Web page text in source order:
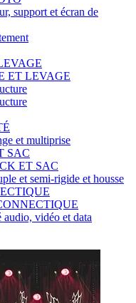
support et écran de
ET LEVAGE
et multiprise
SAC
ET SAC
et semi-rigide et housse
vidéo et data